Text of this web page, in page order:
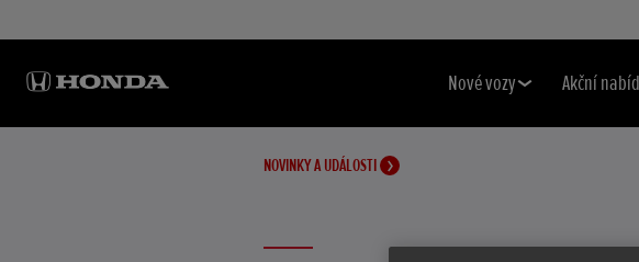
Nové vozy Akční
NOVINKY A UDÁLOSTI